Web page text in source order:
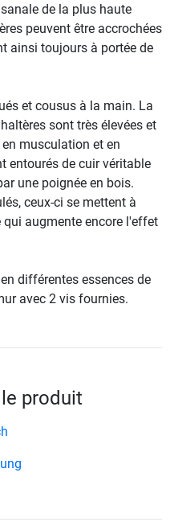
de la plus haute
peuvent être accrochées
ainsi toujours à portée de
et cousus à la main. La
sont très élevées et
musculation et en
entourés de cuir véritable
une poignée en bois.
ceux-ci se mettent à
augmente encore l'effet
différentes essences de
avec 2 vis fournies.
produit